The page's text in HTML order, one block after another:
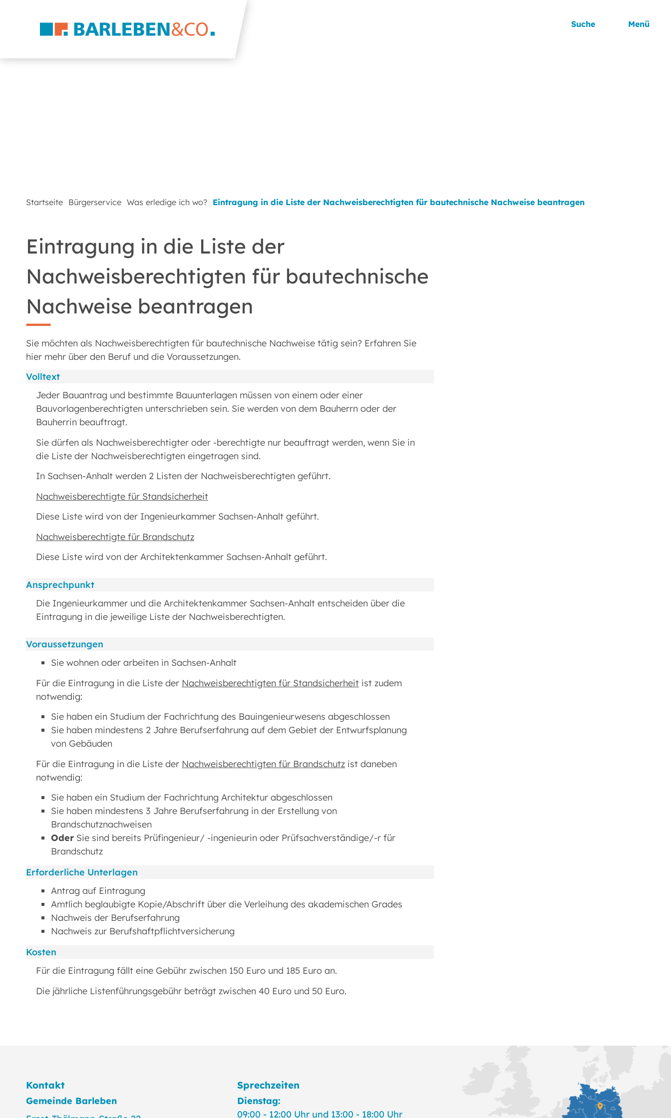
Suche Menü
Startseite Bürgerservice Was erledige ich wo? Eintragung in die Liste der Nachweisberechtigten für bautechnische Nachweise beantragen
Eintragung in die Liste der
Nachweisberechtigten für bautechnische
Nachweise beantragen
Sie möchten als Nachweisberechtigten für bautechnische Nachweise tätig sein? Erfahren Sie
hier mehr über den Beruf und die Voraussetzungen.
Volltext
Jeder Bauantrag und bestimmte Bauunterlagen müssen von einem oder einer
Bauvorlagenberechtigten unterschrieben sein. Sie werden von dem Bauherrn oder der
Bauherrin beauftragt.
Sie dürfen als Nachweisberechtigter oder -berechtigte nur beauftragt werden, wenn Sie in
die Liste der Nachweisberechtigten eingetragen sind.
In Sachsen-Anhalt werden 2 Listen der Nachweisberechtigten geführt.
Nachweisberechtigte für Standsicherheit
Diese Liste wird von der Ingenieurkammer Sachsen-Anhalt geführt.
Nachweisberechtigte für Brandschutz
Diese Liste wird von der Architektenkammer Sachsen-Anhalt geführt.
Ansprechpunkt
Die Ingenieurkammer und die Architektenkammer Sachsen-Anhalt entscheiden über die
Eintragung in die jeweilige Liste der Nachweisberechtigten.
Voraussetzungen
Sie wohnen oder arbeiten in Sachsen-Anhalt
Für die Eintragung in die Liste der Nachweisberechtigten für Standsicherheit ist zudem
notwendig:
Sie haben ein Studium der Fachrichtung des Bauingenieurwesens abgeschlossen
Sie haben mindestens 2 Jahre Berufserfahrung auf dem Gebiet der Entwurfsplanung
von Gebäuden
Für die Eintragung in die Liste der Nachweisberechtigten für Brandschutz ist daneben
notwendig:
Sie haben ein Studium der Fachrichtung Architektur abgeschlossen
Sie haben mindestens 3 Jahre Berufserfahrung in der Erstellung von
Brandschutznachweisen
Oder Sie sind bereits Prüfingenieur/ -ingenieurin oder Prüfsachverständige/-r für
Brandschutz
Erforderliche Unterlagen
Antrag auf Eintragung
Amtlich beglaubigte Kopie/Abschrift über die Verleihung des akademischen Grades
Nachweis der Berufserfahrung
Nachweis zur Berufshaftpflichtversicherung
Kosten
Für die Eintragung fällt eine Gebühr zwischen 150 Euro und 185 Euro an.
Die jährliche Listenführungsgebühr beträgt zwischen 40 Euro und 50 Euro.
Kontakt
Gemeinde Barleben
Sprechzeiten
Dienstag:
09:00 - 12:00 Uhr und 13:00 - 18:00 Uhr